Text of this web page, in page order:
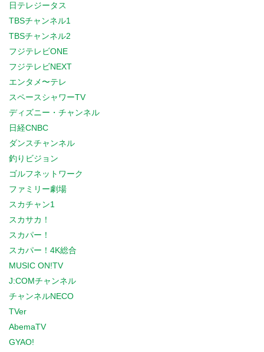
日テレジータス
TBSチャンネル1
TBSチャンネル2
フジテレビONE
フジテレビNEXT
エンタメ〜テレ
スペースシャワーTV
ディズニー・チャンネル
日経CNBC
ダンスチャンネル
釣りビジョン
ゴルフネットワーク
ファミリー劇場
スカチャン1
スカサカ！
スカパー！
スカパー！4K総合
MUSIC ON!TV
J:COMチャンネル
チャンネルNECO
TVer
AbemaTV
GYAO!